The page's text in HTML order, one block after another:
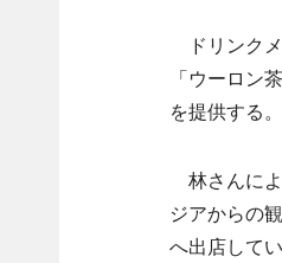
ドリンク
「ウーロン
を提供する。
林さんに
ジアからの
へ出店して